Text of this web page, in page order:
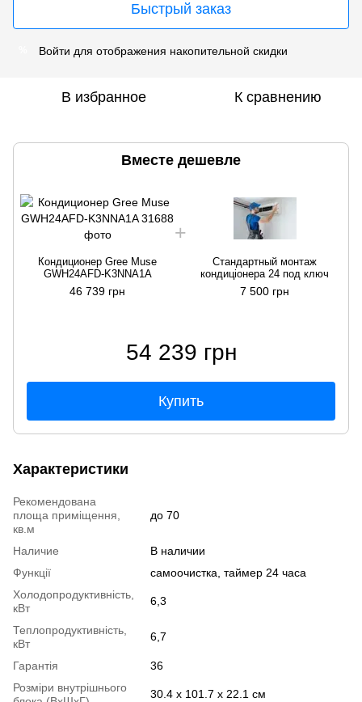
Быстрый заказ
Войти для отображения накопительной скидки
В избранное К сравнению
Вместе дешевле
Кондиционер Gree Muse
GWH24AFD-K3NNA1A
46 739 грн
Стандартный монтаж
кондиціонера 24 под ключ
7 500 грн
54 239 грн
Купить
Характеристики
Рекомендована
площа приміщення,
кв.м
до 70
Наличие
В наличии
Функції
самоочистка, таймер 24 часа
Холодопродуктивність,
кВт
6,3
Теплопродуктивність,
кВт
6,7
Гарантія
36
Розміри внутрішнього
30.4 х 101.7 х 22.1 см